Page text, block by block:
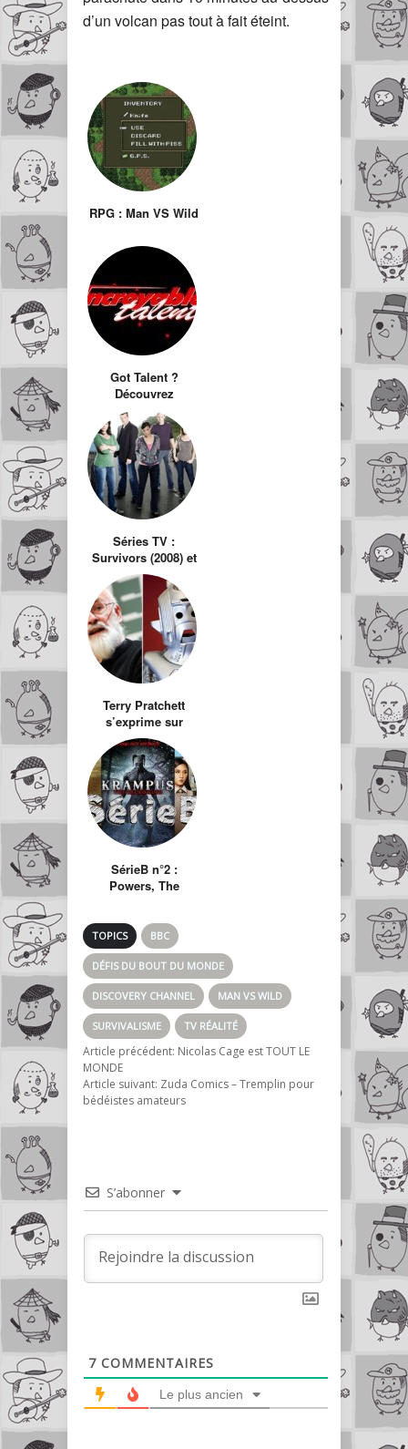
d’un volcan pas tout à fait éteint.
RPG : Man VS Wild
Got Talent ?
Découvrez
l’équivalent US et
UK de Incroyable
talent
Séries TV :
Survivors (2008) et
le Survivalisme
Terry Pratchett
s’exprime sur
Doctor Who
SérieB n°2 :
Powers, The
TOPICS BBC
DÉFIS DU BOUT DU MONDE
DISCOVERY CHANNEL MAN VS WILD
SURVIVALISME TV RÉALITÉ
Article précédent: Nicolas Cage est TOUT LE
MONDE
Article suivant: Zuda Comics – Tremplin pour
bédéistes amateurs
S’abonner
7 COMMENTAIRES
Le plus ancien